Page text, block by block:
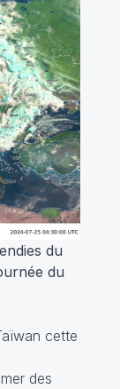
du
du
cette
des